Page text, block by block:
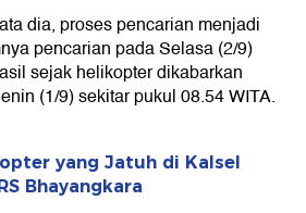
dia, proses pencarian menjadi
pencarian pada Selasa (2/9)
sejak helikopter dikabarkan
(1/9) sekitar pukul 08.54 WITA.
yang Jatuh di Kalsel
Bhayangkara